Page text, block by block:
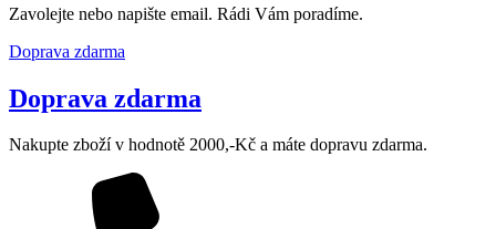
Zavolejte nebo napište email. Rádi Vám poradíme.
Doprava zdarma
Doprava zdarma
Nakupte zboží v hodnotě 2000,-Kč a máte dopravu zdarma.